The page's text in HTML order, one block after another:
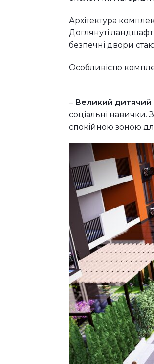
Архітектура
Доглянуті
безпечні двори
Особливістю
– Великий
соціальні навички.
спокійною зоною